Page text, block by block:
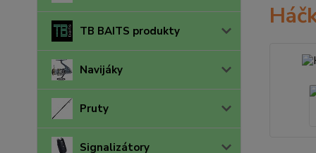
TB BAITS produkty
Navijáky
Pruty
Signalizátory